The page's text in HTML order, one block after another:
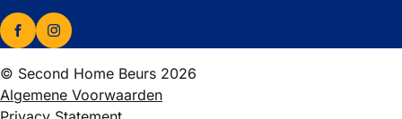
© Second Home Beurs 2026
Algemene Voorwaarden